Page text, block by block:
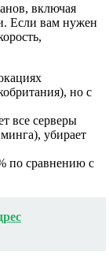
включая
Если вам нужен
но с
все серверы
убирает
по сравнению с